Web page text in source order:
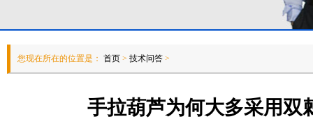
您现在所在的位置是： 首页 > 技术问答 >
手拉葫芦为何大多采用双